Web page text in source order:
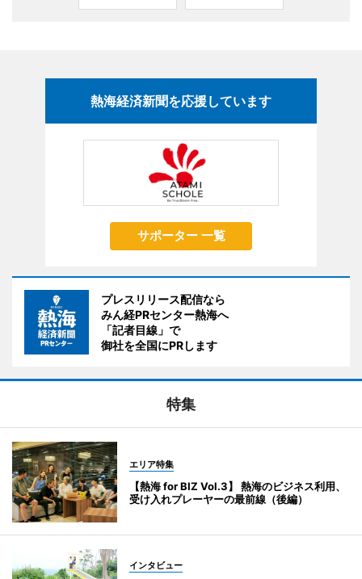
熱海経済新聞を応援しています
サポーター 一覧
プレスリリース配信なら
みん経PRセンター熱海へ
「記者目線」で
御社を全国にPRします
特集
エリア特集
【熱海 for BIZ Vol.3】 熱海のビジネス利用、
受け入れプレーヤーの最前線（後編）
インタビュー